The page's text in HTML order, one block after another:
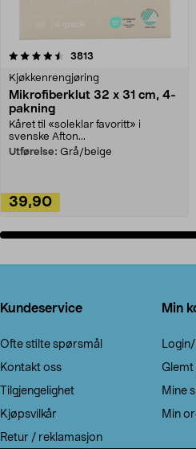
3813
Kjøkkenrengjøring
Mikrofiberklut 32 x 31 cm, 4-
pakning
Kåret til «soleklar favoritt» i
svenske Afton...
Utførelse: Grå/beige
39,90
4.5av 5 stjerner
Kundeservice
Ofte stilte spørsmål
Kontakt oss
Tilgjengelighet
Kjøpsvilkår
Retur / reklamasjon
Min
Mine
Min